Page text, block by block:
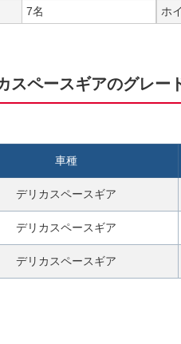
7名
ホ
スペースギアのグレー
車種
デリカスペースギア
デリカスペースギア
デリカスペースギア